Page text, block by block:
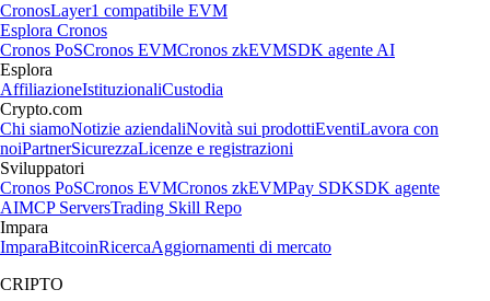
CronosLayer1 compatibile EVM
Esplora Cronos
Cronos PoSCronos EVMCronos zkEVMSDK agente AI
Esplora
AffiliazioneIstituzionaliCustodia
Crypto.com
Chi siamoNotizie aziendaliNovità sui prodottiEventiLavora con
noiPartnerSicurezzaLicenze e registrazioni
Sviluppatori
Cronos PoSCronos EVMCronos zkEVMPay SDKSDK agente
AIMCP ServersTrading Skill Repo
Impara
ImparaBitcoinRicercaAggiornamenti di mercato
CRIPTO